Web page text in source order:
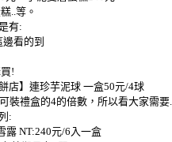
..等。
有:
看的到
!
店】連珍芋泥球 一盒50元/4球
裝禮盒的4的倍數，所以看大家需要..
:
露 NT:240元/6入一盒